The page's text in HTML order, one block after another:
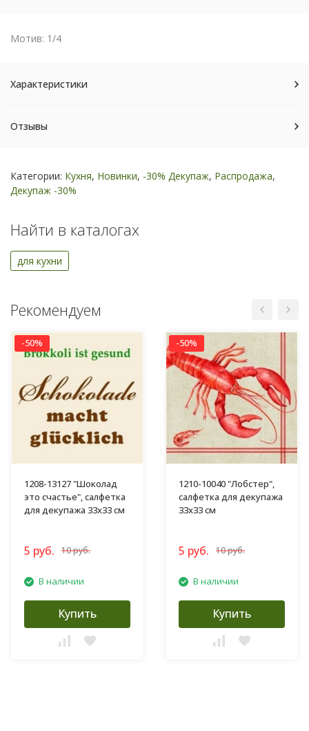
Мотив: 1/4
Характеристики
Отзывы
Категории: Кухня, Новинки, -30% Декупаж, Распродажа,
Декупаж -30%
Найти в каталогах
для кухни
Рекомендуем
-50%
1208-13127 "Шоколад
это счастье", салфетка
для декупажа 33х33 см
5 руб. 10 руб.
В наличии
Купить
-50%
1210-10040 "Лобстер",
салфетка для декупажа
33х33 см
5 руб. 10 руб.
В наличии
Купить